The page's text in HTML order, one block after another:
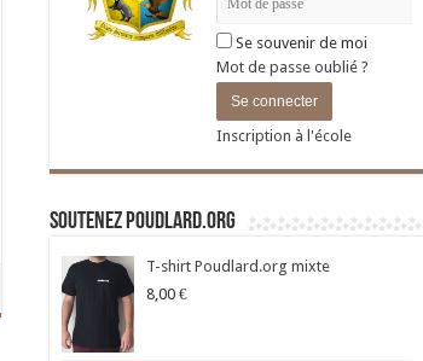
Se souvenir de moi
Mot de passe oublié ?
Inscription à l'école
Soutenez Poudlard.org
T-shirt Poudlard.org mixte
8,00 €